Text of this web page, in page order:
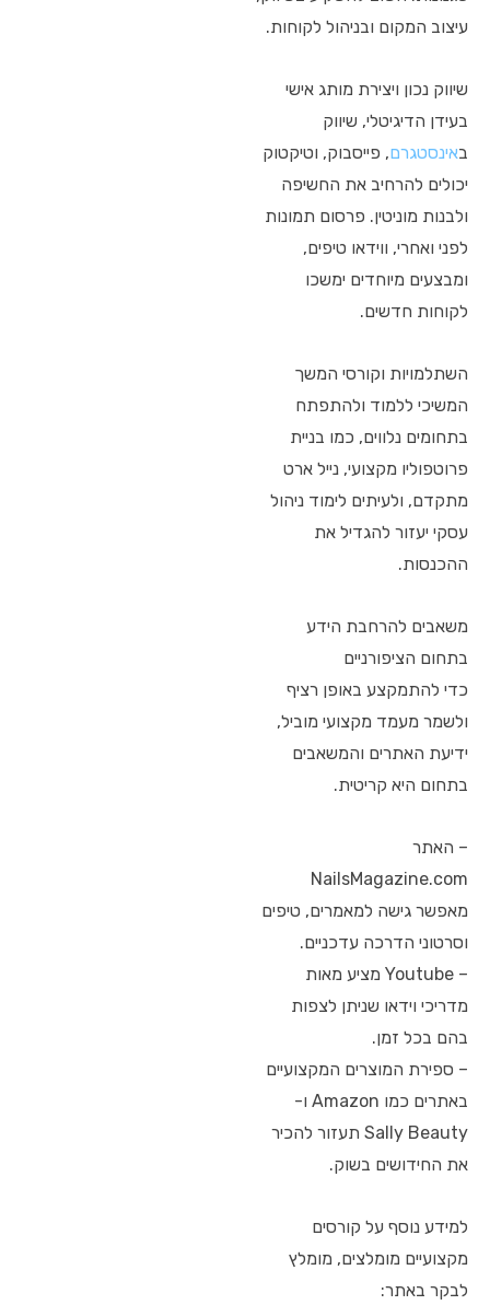
עיצוב המקום ובניהול לקוחות.
שיווק נכון ויצירת מותג אישי
בעידן הדיגיטלי, שיווק
באינסטגרם, פייסבוק, וטיקטוק
יכולים להרחיב את החשיפה
ולבנות מוניטין. פרסום תמונות
לפני ואחרי, ווידאו טיפים,
ומבצעים מיוחדים ימשכו
לקוחות חדשים.
השתלמויות וקורסי המשך
המשיכי ללמוד ולהתפתח
בתחומים נלווים, כמו בניית
פרוטפוליו מקצועי, נייל ארט
מתקדם, ולעיתים לימוד ניהול
עסקי יעזור להגדיל את
ההכנסות.
משאבים להרחבת הידע
בתחום הציפורניים
כדי להתמקצע באופן רציף
ולשמר מעמד מקצועי מוביל,
ידיעת האתרים והמשאבים
בתחום היא קריטית.
– האתר
NailsMagazine.com
מאפשר גישה למאמרים, טיפים
וסרטוני הדרכה עדכניים.
– Youtube מציע מאות
מדריכי וידאו שניתן לצפות
בהם בכל זמן.
– ספירת המוצרים המקצועיים
באתרים כמו Amazon ו-
Sally Beauty תעזור להכיר
את החידושים בשוק.
למידע נוסף על קורסים
מקצועיים מומלצים, מומלץ
לבקר באתר: